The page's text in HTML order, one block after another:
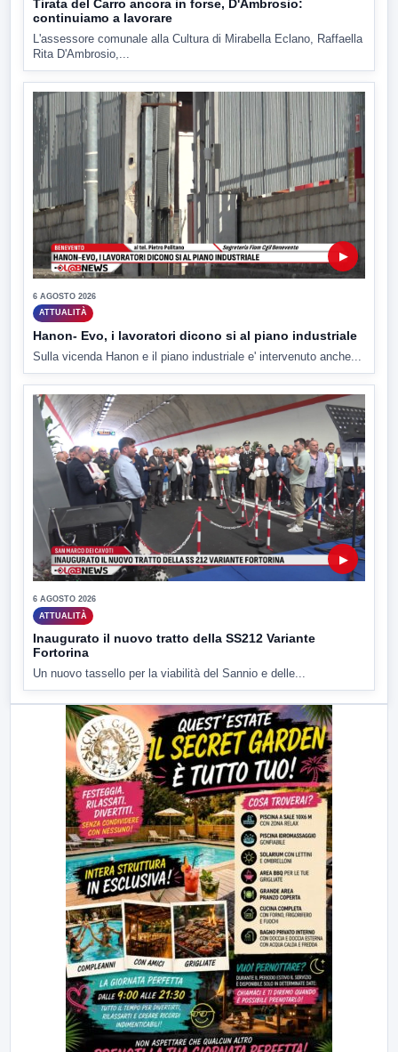
Tirata del Carro ancora in forse, D'Ambrosio:
continuiamo a lavorare
L'assessore comunale alla Cultura di Mirabella Eclano, Raffaella
Rita D'Ambrosio,...
▶
6 AGOSTO 2026
ATTUALITÀ
Hanon- Evo, i lavoratori dicono si al piano industriale
Sulla vicenda Hanon e il piano industriale e' intervenuto anche...
▶
6 AGOSTO 2026
ATTUALITÀ
Inaugurato il nuovo tratto della SS212 Variante
Fortorina
Un nuovo tassello per la viabilità del Sannio e delle...